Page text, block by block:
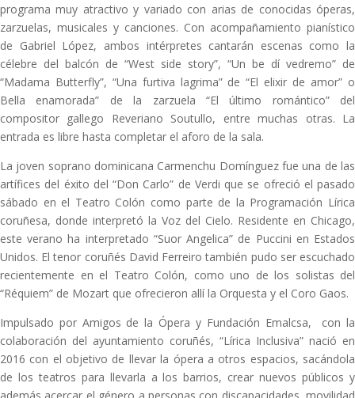
programa muy atractivo y variado con arias de conocidas óperas,
zarzuelas, musicales y canciones. Con acompañamiento pianístico
de Gabriel López, ambos intérpretes cantarán escenas como la
célebre del balcón de “West side story”, “Un be dí vedremo” de
“Madama Butterfly”, “Una furtiva lagrima” de “El elixir de amor” o
Bella enamorada” de la zarzuela “El último romántico” del
compositor gallego Reveriano Soutullo, entre muchas otras. La
entrada es libre hasta completar el aforo de la sala.
La joven soprano dominicana Carmenchu Domínguez fue una de las
artífices del éxito del “Don Carlo” de Verdi que se ofreció el pasado
sábado en el Teatro Colón como parte de la Programación Lírica
coruñesa, donde interpretó la Voz del Cielo. Residente en Chicago,
este verano ha interpretado “Suor Angelica” de Puccini en Estados
Unidos. El tenor coruñés David Ferreiro también pudo ser escuchado
recientemente en el Teatro Colón, como uno de los solistas del
“Réquiem” de Mozart que ofrecieron allí la Orquesta y el Coro Gaos.
Impulsado por Amigos de la Ópera y Fundación Emalcsa, con la
colaboración del ayuntamiento coruñés, “Lírica Inclusiva” nació en
2016 con el objetivo de llevar la ópera a otros espacios, sacándola
de los teatros para llevarla a los barrios, crear nuevos públicos y